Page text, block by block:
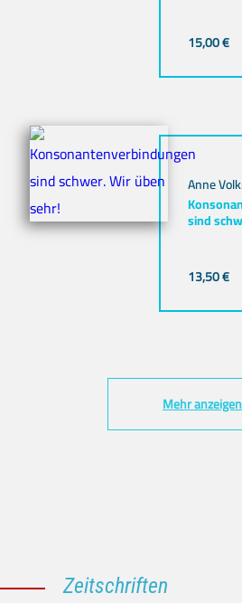
15,00€
Anne
sind
13,50€
Mehr anzeigen
Zeitschriften